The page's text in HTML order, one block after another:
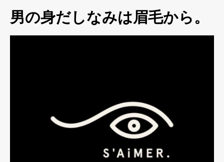
男の身だしなみは眉毛から。